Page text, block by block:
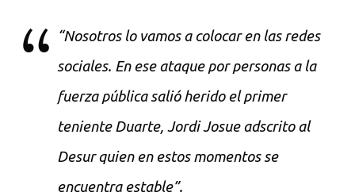
“Nosotros lo vamos a colocar en las redes
sociales. En ese ataque por personas a la
fuerza pública salió herido el primer
teniente Duarte, Jordi Josue adscrito al
Desur quien en estos momentos se
encuentra estable”.